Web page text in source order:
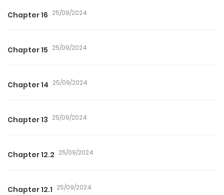
Chapter 16 25/09/2024
Chapter 15 25/09/2024
Chapter 14 25/09/2024
Chapter 13 25/09/2024
Chapter 12.2 25/09/2024
Chapter 12.1 25/09/2024